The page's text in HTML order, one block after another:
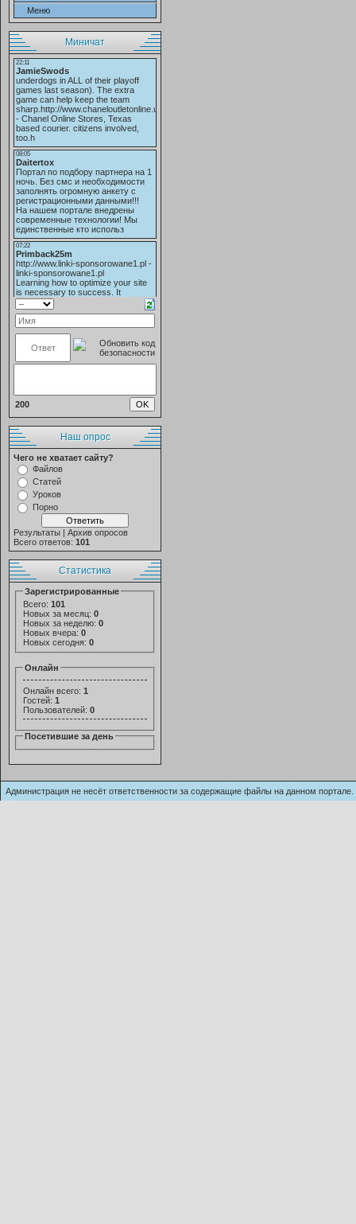
Меню
Миничат
200
Наш опрос
Чего не хватает сайту?
Файлов
Статей
Уроков
Порно
Результаты | Архив опросов
Всего ответов: 101
Статистика
Зарегистрированные
Всего: 101
Новых за месяц: 0
Новых за неделю: 0
Новых вчера: 0
Новых сегодня: 0
Онлайн
Онлайн всего: 1
Гостей: 1
Пользователей: 0
Посетившие за день
Администрация не несёт ответственности за содержащие файлы на данном